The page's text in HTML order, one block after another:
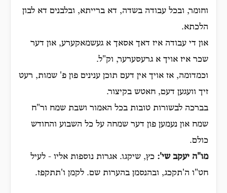
וחומר, ובכל עבודה בשדה, דא ברייתא, ובלבנים דא לבון
הלכתא.
און די עבודה איז דאך אסאך א געשמאקערע, און דער
שכר איז אויך א גרעסערער, וק"ל.
וכמדומה, אז אויך אין דעם תוכן ענינים פון פ' שמות, רעט
זיך וועגען דעם, חאטש בקיצור.
בברכה לבשורות טובות בכל האמור ושבת שמח ור"ח
שמח און נעמען פון דער שמחה על כל השבוע והחודש
כולם.
מו"ה יעקב שי': כץ, שיקגו. אגרות נוספות אליו - לעיל
חט"ו ה'תקכג, ובהנסמן בהערות שם. לקמן ו'תתקפז.